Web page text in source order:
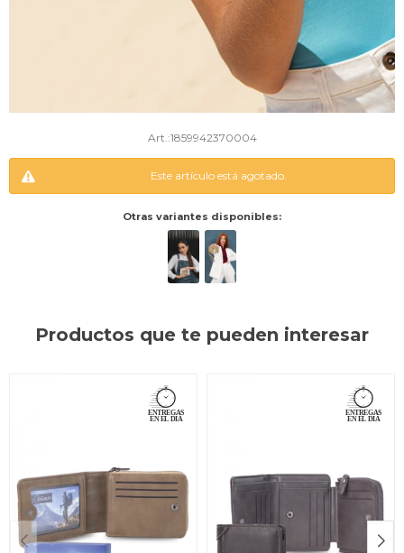
1859942370004
Este artículo está agotado.
Otras variantes disponibles:
Productos que te pueden interesar